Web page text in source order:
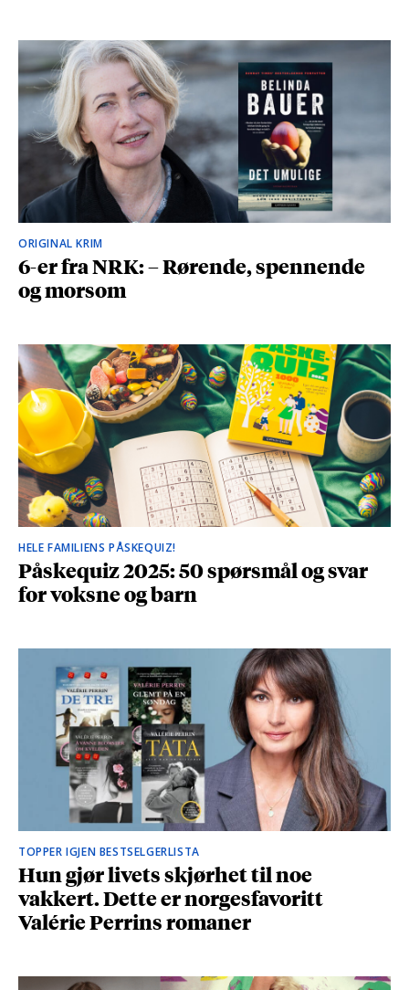
ORIGINAL KRIM
6-er fra NRK: – Rørende, spennende
og morsom
HELE FAMILIENS PÅSKEQUIZ!
Påskequiz 2025: 50 spørsmål og svar
for voksne og barn
TOPPER IGJEN BESTSELGERLISTA
Hun gjør livets skjørhet til noe
vakkert. Dette er norgesfavoritt
Valérie Perrins romaner